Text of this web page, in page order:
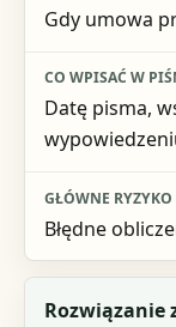
Co wpisać w
Gdy umowa
Datę pisma,
Błędne
Rozwiązanie